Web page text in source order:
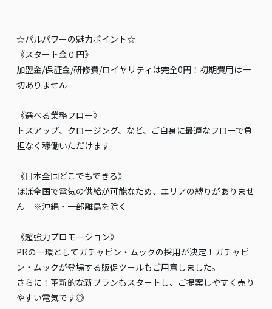
☆パルパワーの魅力ポイント☆
《スタート金０円》
加盟金/保証金/研修費/ロイヤリティは完全0円！初期費用は一
切ありません
《選べる業務フロー》
トスアップ、クロージング、など、ご自身に最適なフローで負
担なく稼働いただけます
《日本全国どこでもできる》
ほぼ全国で電気の供給が可能なため、エリアの縛りがありませ
ん ※沖縄・一部離島を除く
《超強力プロモーション》
PRの一環としてガチャピン・ムックの採用が決定！ガチャピ
ン・ムックが登場する販促ツールもご用意しました。
さらに！革新的な新プランもスタートし、ご提案しやすく売り
やすい電気です◎